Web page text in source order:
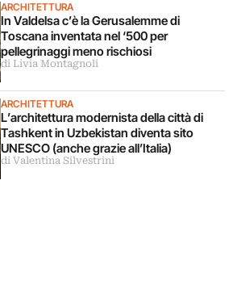
ARCHITETTURA
In Valdelsa c’è la Gerusalemme di
Toscana inventata nel ‘500 per
pellegrinaggi meno rischiosi
di Livia Montagnoli
ARCHITETTURA
L’architettura modernista della città di
Tashkent in Uzbekistan diventa sito
UNESCO (anche grazie all’Italia)
di Valentina Silvestrini